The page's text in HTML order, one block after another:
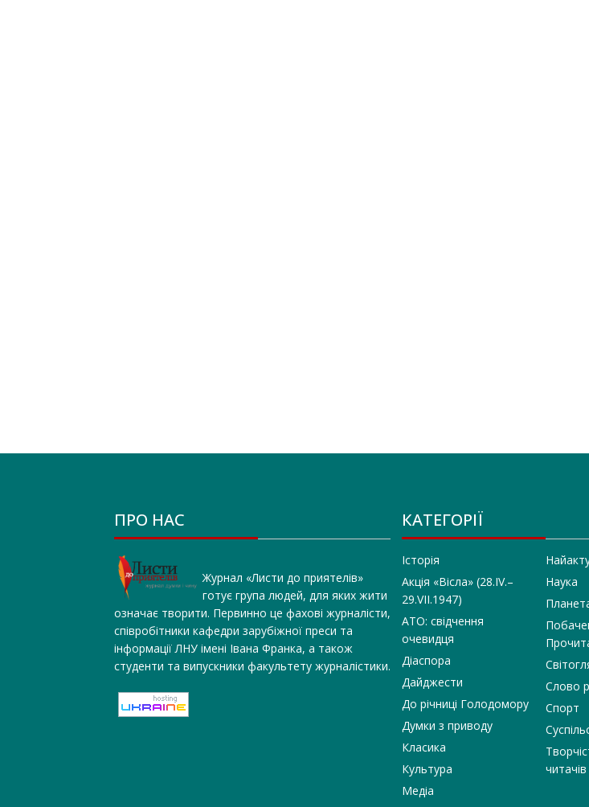
ПРО НАС
Журнал «Листи до приятелів»
готує група людей, для яких жити
означає творити. Первинно це фахові журналісти,
співробітники кафедри зарубіжної преси та
інформації ЛНУ імені Івана Франка, а також
студенти та випускники факультету журналістики.
КАТЕГОРІЇ
Історія
Акція «Вісла» (28.IV.–
29.VII.1947)
АТО: свідчення
очевидця
Діаспора
Дайджести
До річниці Голодомору
Думки з приводу
Класика
Культура
Медіа
Наука
Слово
Спорт
читачів